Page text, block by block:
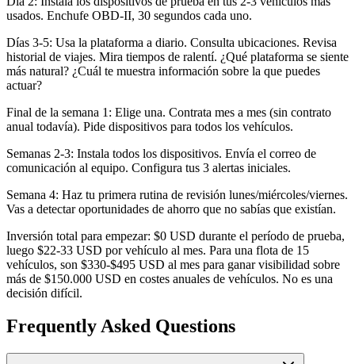
usados. Enchufe OBD-II, 30 segundos cada uno.
Días 3-5: Usa la plataforma a diario. Consulta ubicaciones. Revisa
historial de viajes. Mira tiempos de ralentí. ¿Qué plataforma se siente
más natural? ¿Cuál te muestra información sobre la que puedes
actuar?
Final de la semana 1: Elige una. Contrata mes a mes (sin contrato
anual todavía). Pide dispositivos para todos los vehículos.
Semanas 2-3: Instala todos los dispositivos. Envía el correo de
comunicación al equipo. Configura tus 3 alertas iniciales.
Semana 4: Haz tu primera rutina de revisión lunes/miércoles/viernes.
Vas a detectar oportunidades de ahorro que no sabías que existían.
Inversión total para empezar: $0 USD durante el período de prueba,
luego $22-33 USD por vehículo al mes. Para una flota de 15
vehículos, son $330-$495 USD al mes para ganar visibilidad sobre
más de $150.000 USD en costes anuales de vehículos. No es una
decisión difícil.
Frequently Asked Questions